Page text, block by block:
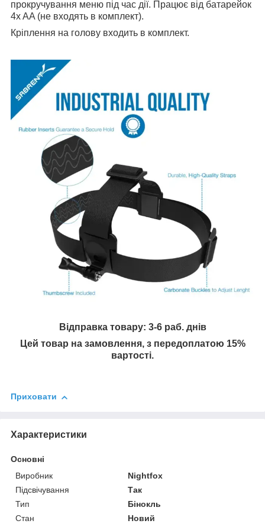
прокручування меню під час дії. Працює від батарейок
4x AA (не входять в комплект).
Кріплення на голову входить в комплект.
Відправка товару: 3-6 раб. днів
Цей товар на замовлення, з передоплатою 15%
вартості.
Приховати
Характеристики
Основні
Виробник
Nightfox
Підсвічування
Так
Тип
Бінокль
Стан
Новий